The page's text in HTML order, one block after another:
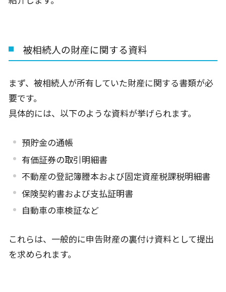
被相続人の財産に関する資料
まず、被相続人が所有していた財産に関する書類が必
要です。
具体的には、以下のような資料が挙げられます。
預貯金の通帳
有価証券の取引明細書
不動産の登記簿謄本および固定資産税課税明細書
保険契約書および支払証明書
自動車の車検証など
これらは、一般的に申告財産の裏付け資料として提出
を求められます。